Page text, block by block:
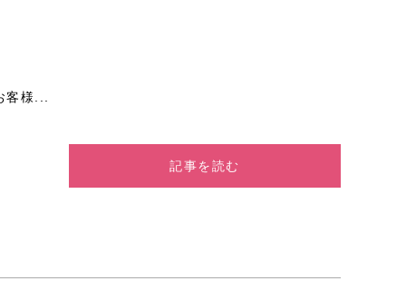
様...
記事を読む